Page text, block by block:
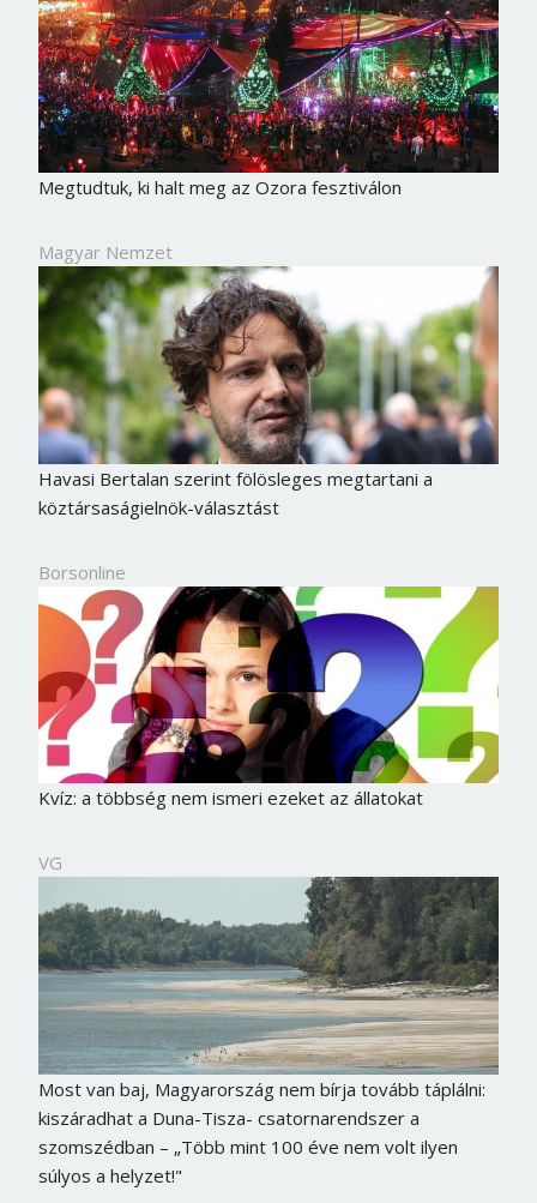
Megtudtuk, ki halt meg az Ozora fesztiválon
Magyar Nemzet
Havasi Bertalan szerint fölösleges megtartani a
köztársaságielnök-választást
Borsonline
Kvíz: a többség nem ismeri ezeket az állatokat
VG
Most van baj, Magyarország nem bírja tovább táplálni:
kiszáradhat a Duna-Tisza- csatornarendszer a
szomszédban – „Több mint 100 éve nem volt ilyen
súlyos a helyzet!"